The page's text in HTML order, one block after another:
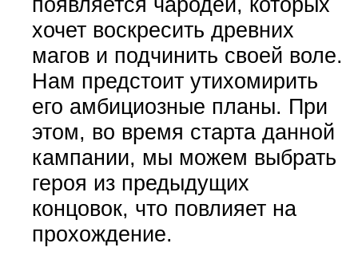
хочет воскресить древних
магов и подчинить своей воле.
Нам предстоит утихомирить
его амбициозные планы. При
этом, во время старта данной
кампании, мы можем выбрать
героя из предыдущих
концовок, что повлияет на
прохождение.